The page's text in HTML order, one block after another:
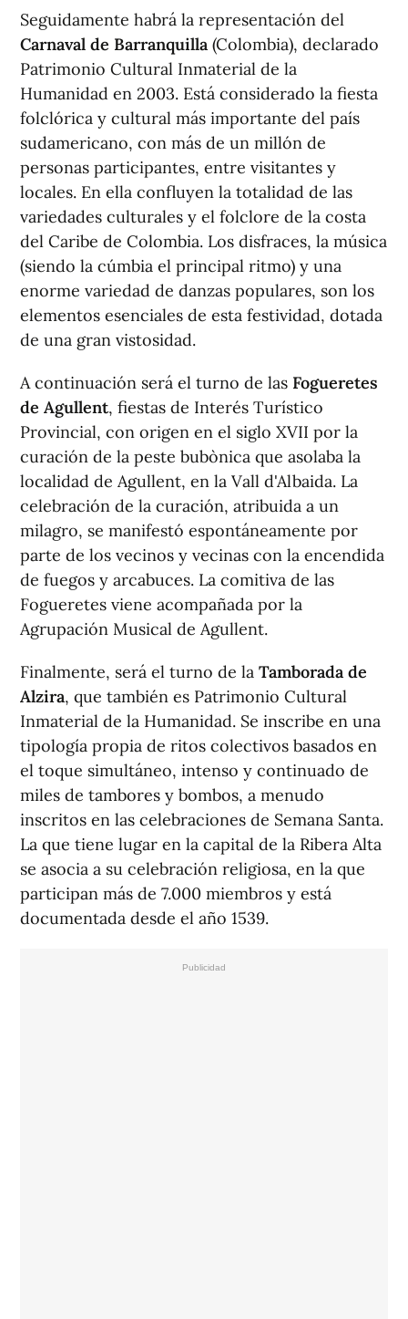
Seguidamente habrá la representación del
Carnaval de Barranquilla (Colombia), declarado
Patrimonio Cultural Inmaterial de la
Humanidad en 2003. Está considerado la fiesta
folclórica y cultural más importante del país
sudamericano, con más de un millón de
personas participantes, entre visitantes y
locales. En ella confluyen la totalidad de las
variedades culturales y el folclore de la costa
del Caribe de Colombia. Los disfraces, la música
(siendo la cúmbia el principal ritmo) y una
enorme variedad de danzas populares, son los
elementos esenciales de esta festividad, dotada
de una gran vistosidad.
A continuación será el turno de las Fogueretes
de Agullent, fiestas de Interés Turístico
Provincial, con origen en el siglo XVII por la
curación de la peste bubònica que asolaba la
localidad de Agullent, en la Vall d'Albaida. La
celebración de la curación, atribuida a un
milagro, se manifestó espontáneamente por
parte de los vecinos y vecinas con la encendida
de fuegos y arcabuces. La comitiva de las
Fogueretes viene acompañada por la
Agrupación Musical de Agullent.
Finalmente, será el turno de la Tamborada de
Alzira, que también es Patrimonio Cultural
Inmaterial de la Humanidad. Se inscribe en una
tipología propia de ritos colectivos basados en
el toque simultáneo, intenso y continuado de
miles de tambores y bombos, a menudo
inscritos en las celebraciones de Semana Santa.
La que tiene lugar en la capital de la Ribera Alta
se asocia a su celebración religiosa, en la que
participan más de 7.000 miembros y está
documentada desde el año 1539.